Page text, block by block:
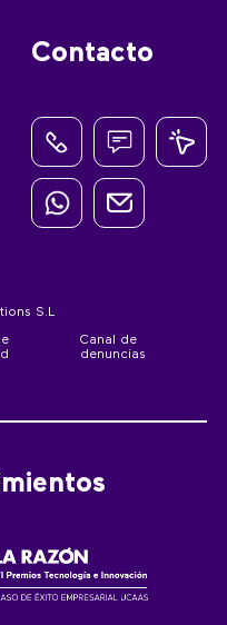
Contacto
S.L
Canal de
denuncias